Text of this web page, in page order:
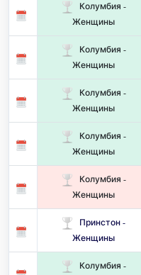
Колумбия -
Женщины
Колумбия -
Женщины
Колумбия -
Женщины
Колумбия -
Женщины
Колумбия -
Женщины
Принстон -
Женщины
Колумбия -